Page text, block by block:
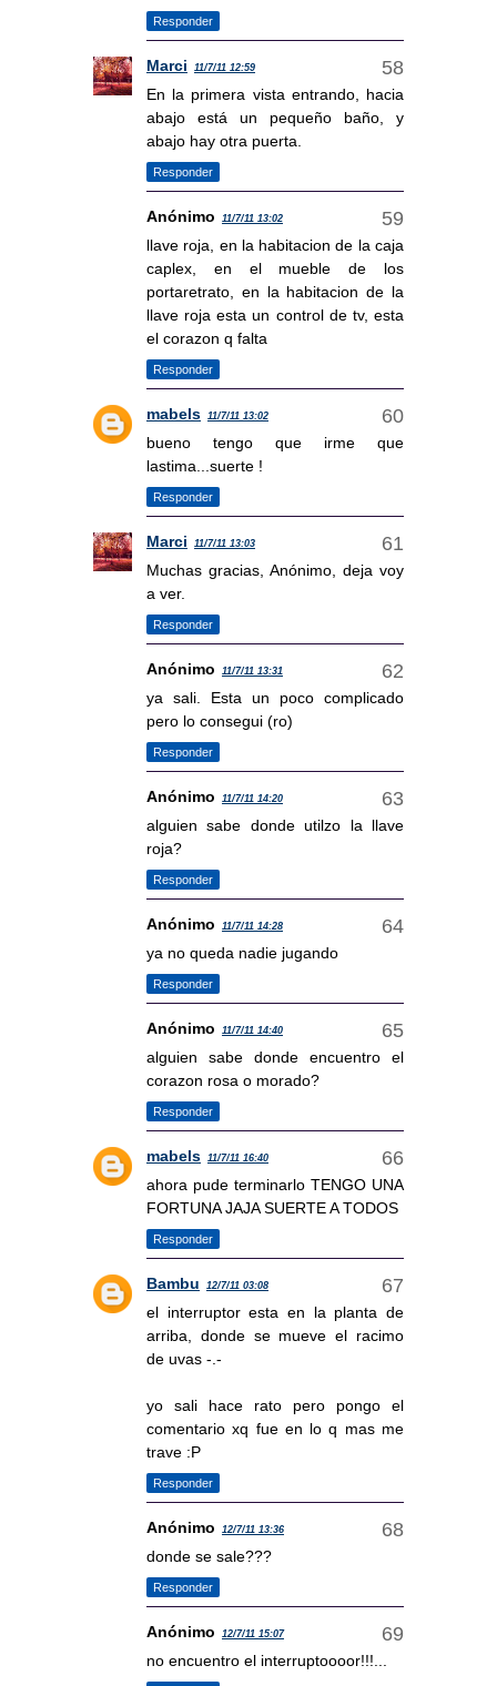
Responder
Marci 11/7/11 12:59
En la primera vista entrando, hacia
abajo está un pequeño baño, y
abajo hay otra puerta.
Responder
Anónimo 11/7/11 13:02
llave roja, en la habitacion de la caja
caplex, en el mueble de los
portaretrato, en la habitacion de la
llave roja esta un control de tv, esta
el corazon q falta
Responder
mabels 11/7/11 13:02
bueno tengo que irme que
lastima...suerte !
Responder
Marci 11/7/11 13:03
Muchas gracias, Anónimo, deja voy
a ver.
Responder
Anónimo 11/7/11 13:31
ya sali. Esta un poco complicado
pero lo consegui (ro)
Responder
Anónimo 11/7/11 14:20
alguien sabe donde utilzo la llave
roja?
Responder
Anónimo 11/7/11 14:28
ya no queda nadie jugando
Responder
Anónimo 11/7/11 14:40
alguien sabe donde encuentro el
corazon rosa o morado?
Responder
mabels 11/7/11 16:40
ahora pude terminarlo TENGO UNA
FORTUNA JAJA SUERTE A TODOS
Responder
Bambu 12/7/11 03:08
el interruptor esta en la planta de
arriba, donde se mueve el racimo
de uvas -.-
yo sali hace rato pero pongo el
comentario xq fue en lo q mas me
trave :P
Responder
Anónimo 12/7/11 13:36
donde se sale???
Responder
Anónimo 12/7/11 15:07
no encuentro el interruptoooor!!!...